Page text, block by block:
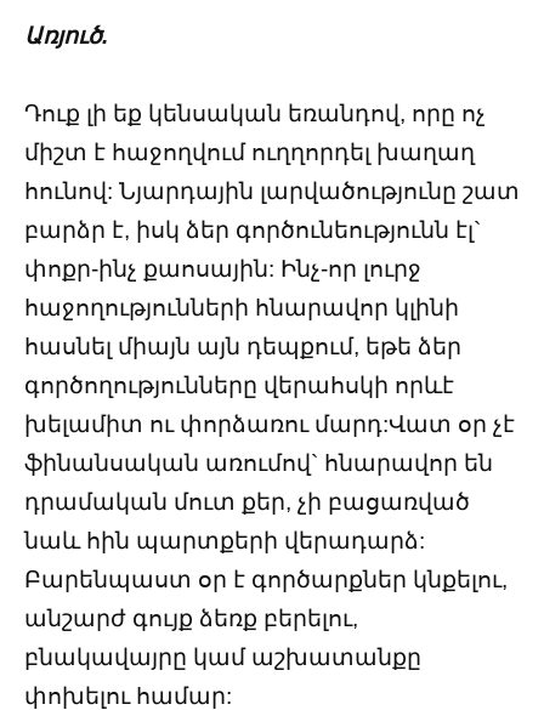
Առյուծ.
Դուք լի եք կենսական եռանդով, որը ոչ
միշտ է հաջողվում ուղղորդել խաղաղ
հունով: Նյարդային լարվածությունը շատ
բարձր է, իսկ ձեր գործունեությունն էլ`
փոքր-ինչ քաոսային: Ինչ-որ լուրջ
հաջողությունների հնարավոր կլինի
հասնել միայն այն դեպքում, եթե ձեր
գործողությունները վերահսկի որևէ
խելամիտ ու փորձառու մարդ:Վատ օր չէ
ֆինանսական առումով` հնարավոր են
դրամական մուտ քեր, չի բացառված
նաև հին պարտքերի վերադարձ:
Բարենպաստ օր է գործարքներ կնքելու,
անշարժ գույք ձեռք բերելու,
բնակավայրը կամ աշխատանքը
փոխելու համար: